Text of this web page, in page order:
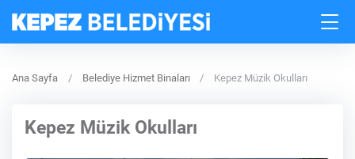
Ana Sayfa Belediye Hizmet Binaları Kepez Müzik Okulları
Kepez Müzik Okulları